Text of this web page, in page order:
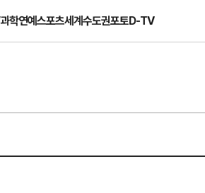
학연예스포츠세계수도권포토D-TV